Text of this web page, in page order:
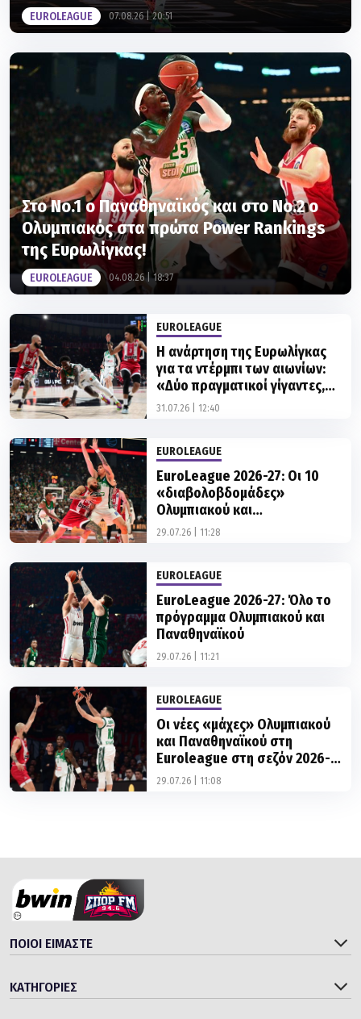
EUROLEAGUE 07.08.26 | 20:51
Στο Νο.1 ο Παναθηναϊκός και στο Νο.2 ο
Ολυμπιακός στα πρώτα Power Rankings
της Ευρωλίγκας!
EUROLEAGUE 04.08.26 | 18:37
EUROLEAGUE
Η ανάρτηση της Ευρωλίγκας
για τα ντέρμπι των αιωνίων:
«Δύο πραγματικοί γίγαντες,
δείχνουν καλύτεροι από ποτέ»
31.07.26 | 12:40
EUROLEAGUE
EuroLeague 2026-27: Οι 10
«διαβολοβδομάδες»
Ολυμπιακού και
Παναθηναϊκού
29.07.26 | 11:28
EUROLEAGUE
EuroLeague 2026-27: Όλο το
πρόγραμμα Ολυμπιακού και
Παναθηναϊκού
29.07.26 | 11:21
EUROLEAGUE
Οι νέες «μάχες» Ολυμπιακού
και Παναθηναϊκού στη
Euroleague στη σεζόν 2026-
2027
29.07.26 | 11:08
ΠΟΙΟΙ ΕΙΜΑΣΤΕ
ΚΑΤΗΓΟΡΙΕΣ